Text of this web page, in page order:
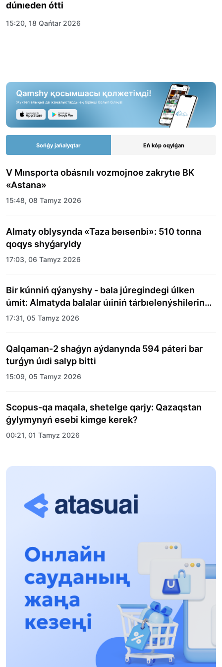
dúnıeden ótti
15:20, 18 Qańtar 2026
Sońǵy jańalyqtar Eń kóp oqylǵan
V Mınsporta obásnılı vozmojnoe zakrytıe BK
«Astana»
15:48, 08 Tamyz 2026
Almaty oblysynda «Taza beısenbi»: 510 tonna
qoqys shyǵaryldy
17:03, 06 Tamyz 2026
Bir kúnniń qýanyshy - bala júregindegi úlken
úmit: Almatyda balalar úıiniń tárbıelenýshilerine
merekelik kún uıymdastyryldy
17:31, 05 Tamyz 2026
Qalqaman-2 shaǵyn aýdanynda 594 páteri bar
turǵyn úıdi salyp bitti
15:09, 05 Tamyz 2026
Scopus-qa maqala, shetelge qarjy: Qazaqstan
ǵylymynyń esebi kimge kerek?
00:21, 01 Tamyz 2026
«Zań kerýeni» jobasy: Abaı oblysynda quqyqtyq
17:31, 31 Shilde 2026
13:13, 30 Shilde 2026
Asqat Asylbekov: Kúshti bılikke kúshti tulǵalar
kerek!
12:01, 28 Shilde 2026
Abzal Dostıar: Dýman Muhametkárimdi Almaty
túrmesine aýystyrýy múmkin